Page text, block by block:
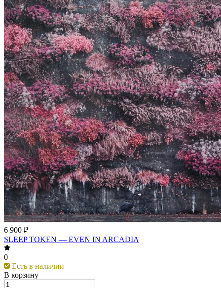
6 900 ₽
SLEEP TOKEN — EVEN IN ARCADIA
0
Есть в наличии
В корзину